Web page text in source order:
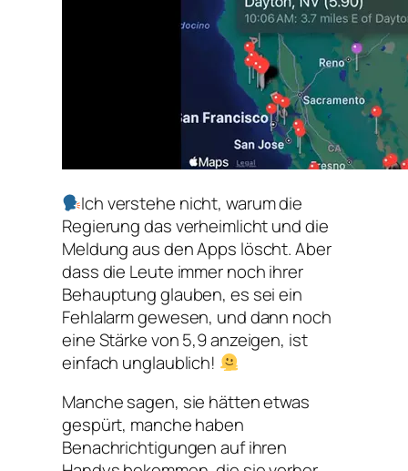
Ich verstehe nicht, warum die
Regierung das verheimlicht und die
Meldung aus den Apps löscht. Aber
dass die Leute immer noch ihrer
Behauptung glauben, es sei ein
Fehlalarm gewesen, und dann noch
eine Stärke von 5,9 anzeigen, ist
einfach unglaublich!
Manche sagen, sie hätten etwas
gespürt, manche haben
Benachrichtigungen auf ihren